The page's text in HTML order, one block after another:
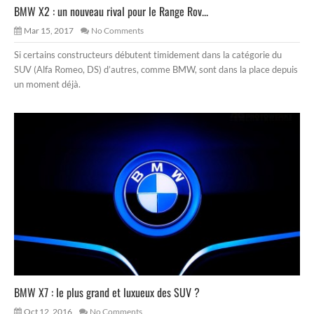
BMW X2 : un nouveau rival pour le Range Rov...
Mar 15, 2017 No Comments
Si certains constructeurs débutent timidement dans la catégorie du
SUV (Alfa Romeo, DS) d’autres, comme BMW, sont dans la place depuis
un moment déjà.
BMW X7 : le plus grand et luxueux des SUV ?
Oct 12, 2016 No Comments